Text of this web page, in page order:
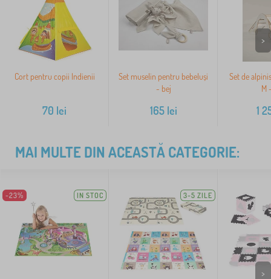
Cort pentru copii Indienii
70 lei
Set muselin pentru bebeluși
- bej
165lei
Set de
M
1
>
MAI MULTE DIN ACEASTĂ CATEGORIE:
-23% IN STOC 3-5 ZILE
>